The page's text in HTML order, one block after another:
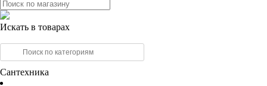
Искать в товарах
Сантехника